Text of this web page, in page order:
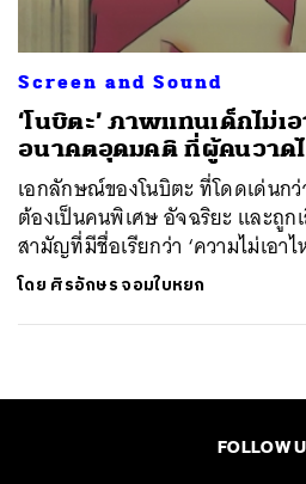
Screen and Sound
‘โนบิตะ’ ภาพแทนเด็กไม่เ
อนาคตอุดมคติ ที่ผู้คนวาดไ
เอกลักษณ์ของโนบิตะ ที่โดดเด่นกว่
ต้องเป็นคนพิเศษ อัจฉริยะ และถูก
สามัญที่มีชื่อเรียกว่า ‘ความไม่เอาไ
โดย ศิรอักษร จอมใบหยก
FOLLOW
SHARE